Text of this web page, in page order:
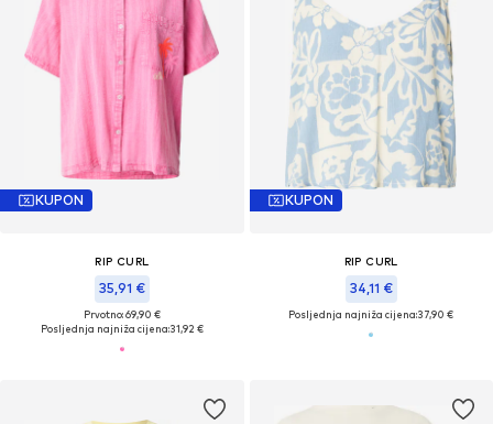
KUPON
RIP CURL
35,91 €
Prvotno: 69,90 €
Posljednja najniža cijena:31,92 €
KUPON
RIP CURL
34,11 €
Posljednja najniža cijena:37,90 €